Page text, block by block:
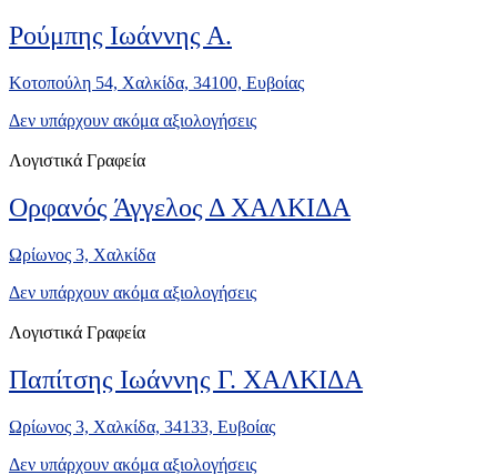
Ρούμπης Ιωάννης Α.
Κοτοπούλη 54, Χαλκίδα, 34100, Ευβοίας
Δεν υπάρχουν ακόμα αξιολογήσεις
Λογιστικά Γραφεία
Ορφανός Άγγελος Δ ΧΑΛΚΙΔΑ
Ωρίωνος 3, Χαλκίδα
Δεν υπάρχουν ακόμα αξιολογήσεις
Λογιστικά Γραφεία
Παπίτσης Ιωάννης Γ. ΧΑΛΚΙΔΑ
Ωρίωνος 3, Χαλκίδα, 34133, Ευβοίας
Δεν υπάρχουν ακόμα αξιολογήσεις